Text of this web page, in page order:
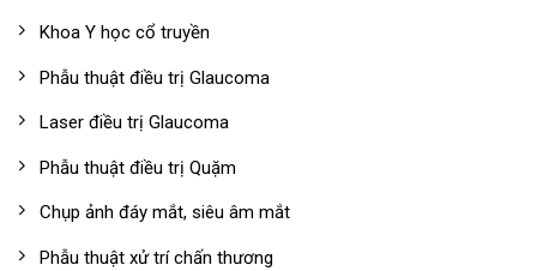
Khoa Y học cổ truyền
Phẫu thuật điều trị Glaucoma
Laser điều trị Glaucoma
Phẫu thuật điều trị Quặm
Chụp ảnh đáy mắt, siêu âm mắt
Phẫu thuật xử trí chấn thương